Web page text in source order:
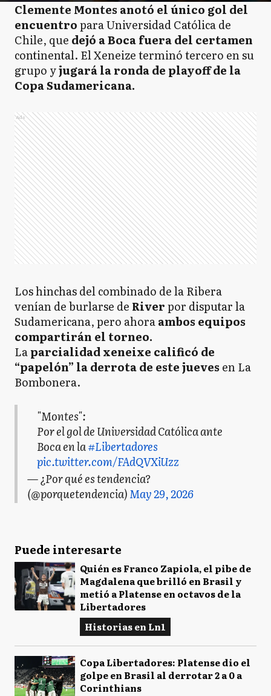
Clemente Montes anotó el único gol del
encuentropara Universidad Católica de
Chile, que dejó a Boca fuera del certamen
continental. El Xeneize terminó tercero en su
grupo yjugará la ronda de playoff de la
Copa Sudamericana.
Ads
Los hinchas del combinado de la Ribera
venían de burlarse de Riverpor disputar la
Sudamericana, pero ahoraambos equipos
compartirán el torneo.
Laparcialidad xeneixe calificó de
“papelón” la derrota de este jueves en La
Bombonera.
"Montes":
Por el gol de Universidad Católica ante
Boca en la#Libertadores
pic.twitter.com/FAdQVXiUzz
— ¿Por qué es tendencia?
(@porquetendencia)May 29, 2026
Puede interesarte
Quién es Franco Zapiola, el pibe de
Magdalena que brilló en Brasil y
metió a Platense en octavos de la
Libertadores
Historias en Ln1
Copa Libertadores: Platense dio el
golpe en Brasil al derrotar 2 a 0 a
Corinthians